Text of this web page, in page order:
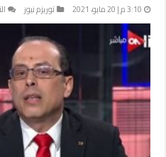
3:10 م | 20 مايو، 2021 توريزم نيوز